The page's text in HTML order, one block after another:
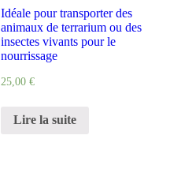
Idéale pour transporter des
animaux de terrarium ou des
insectes vivants pour le
nourrissage
25,00 €
Lire la suite